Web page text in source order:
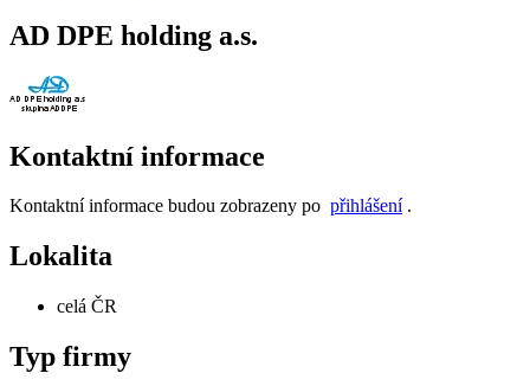
AD DPE holding a.s.
Kontaktní informace
Kontaktní informace budou zobrazeny po přihlášení.
Lokalita
celá ČR
Typ firmy